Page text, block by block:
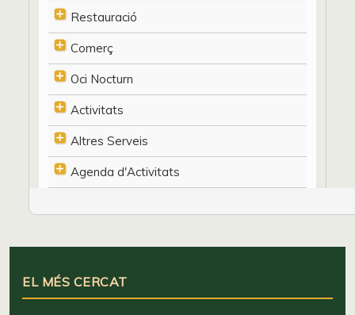
Restauració
Comerç
Oci Nocturn
Activitats
Altres Serveis
Agenda d'Activitats
EL MÉS CERCAT